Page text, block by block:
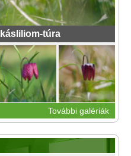
túra
További galériák